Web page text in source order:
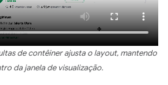
de contêiner ajusta o layout, mantendo
da janela de visualização.